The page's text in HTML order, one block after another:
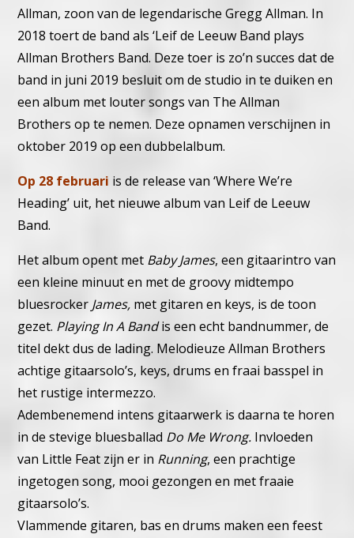
Allman, zoon van de legendarische Gregg Allman. In
2018 toert de band als ‘Leif de Leeuw Band plays
Allman Brothers Band. Deze toer is zo’n succes dat de
band in juni 2019 besluit om de studio in te duiken en
een album met louter songs van The Allman
Brothers op te nemen. Deze opnamen verschijnen in
oktober 2019 op een dubbelalbum.
Op 28 februari is de release van ‘Where We’re
Heading’ uit, het nieuwe album van Leif de Leeuw
Band.
Het album opent met Baby James, een gitaarintro van
een kleine minuut en met de groovy midtempo
bluesrocker James, met gitaren en keys, is de toon
gezet. Playing In A Bandis een echt bandnummer, de
titel dekt dus de lading. Melodieuze Allman Brothers
achtige gitaarsolo’s, keys, drums en fraai basspel in
het rustige intermezzo.
Adembenemend intens gitaarwerk is daarna te horen
in de stevige bluesballad Do Me Wrong. Invloeden
van Little Feat zijn er in Running, een prachtige
ingetogen song, mooi gezongen en met fraaie
gitaarsolo’s.
Vlammende gitaren, bas en drums maken een feest